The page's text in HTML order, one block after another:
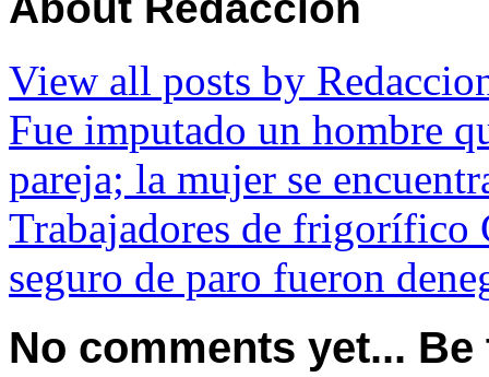
View all posts by
Fue imputado un hombre
pareja; la mujer se
Trabajadores de frigorífico
seguro de paro fueron
No comments yet...